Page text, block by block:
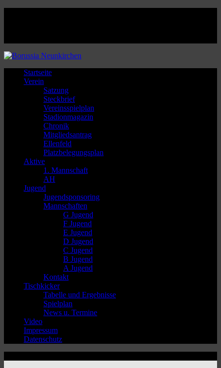
Startseite
Verein
Satzung
Steckbrief
Vereinsspielplan
Stadionmagazin
Chronik
Mitgliedsantrag
Ellenfeld
Platzbelegungsplan
Aktive
1. Mannschaft
AH
Jugend
Jugendsponsoring
Mannschaften
G Jugend
F Jugend
E Jugend
D Jugend
C Jugend
B Jugend
A Jugend
Kontakt
Tischkicker
Tabelle und Ergebnisse
Spielplan
News u. Termine
Video
Impressum
Datenschutz